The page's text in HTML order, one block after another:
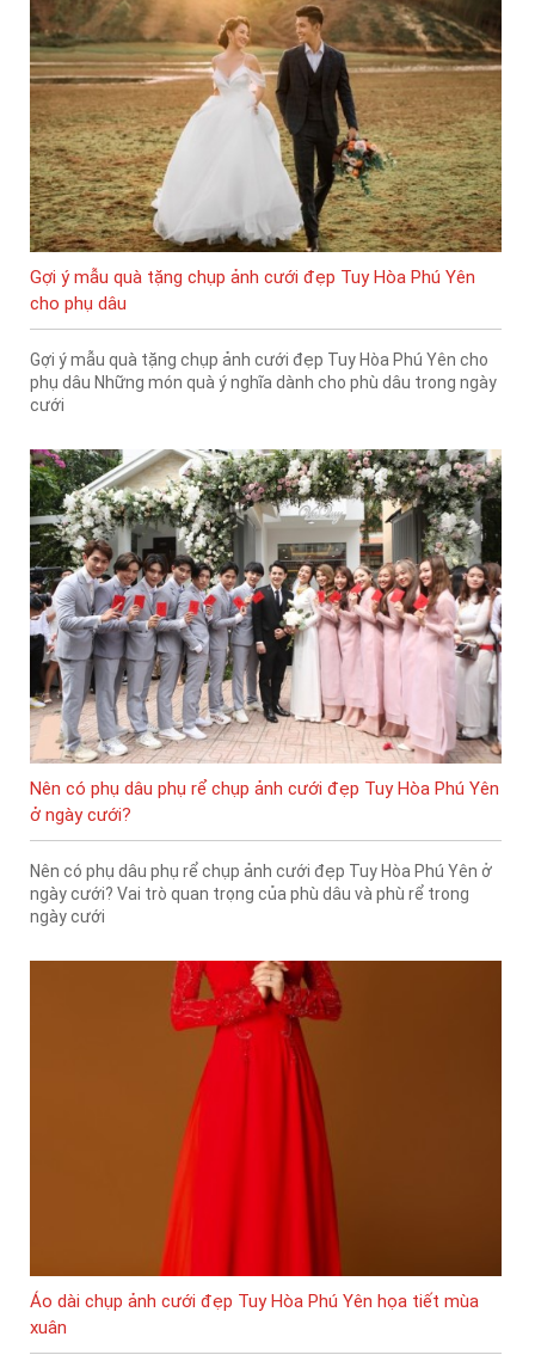
Gợi ý mẫu quà tặng chụp ảnh cưới đẹp Tuy Hòa Phú Yên
cho phụ dâu
Gợi ý mẫu quà tặng chụp ảnh cưới đẹp Tuy Hòa Phú Yên cho
phụ dâu Những món quà ý nghĩa dành cho phù dâu trong ngày
cưới
Nên có phụ dâu phụ rể chụp ảnh cưới đẹp Tuy Hòa Phú Yên
ở ngày cưới?
Nên có phụ dâu phụ rể chụp ảnh cưới đẹp Tuy Hòa Phú Yên ở
ngày cưới? Vai trò quan trọng của phù dâu và phù rể trong
ngày cưới
Áo dài chụp ảnh cưới đẹp Tuy Hòa Phú Yên họa tiết mùa
xuân